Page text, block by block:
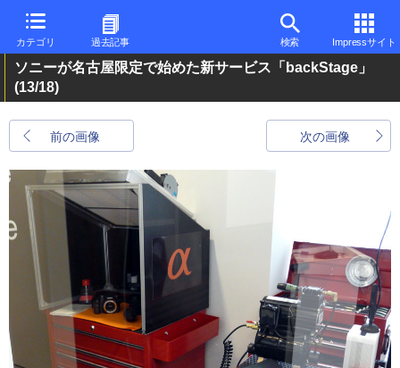
カテゴリ 過去記事 検索 Impressサイト
ソニーが名古屋限定で始めた新サービス「backStage」
(13/18)
前の画像 次の画像